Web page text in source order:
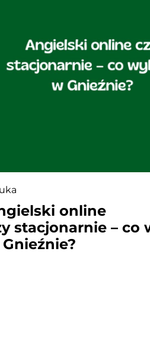
online
stacjonarnie – co